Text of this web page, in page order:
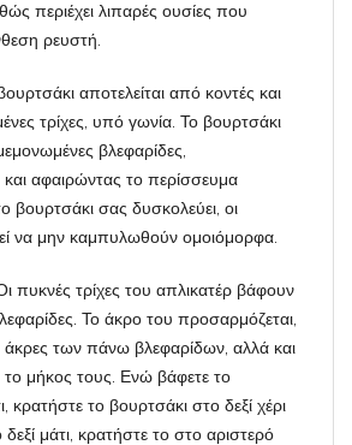
περιέχει λιπαρές ουσίες που
ρευστή.
αποτελείται από κοντές και
τρίχες, υπό γωνία. Το βουρτσάκι
βλεφαρίδες,
και αφαιρώντας το περίσσευμα
βουρτσάκι σας δυσκολεύει, οι
να μην καμπυλωθούν ομοιόμορφα.
πυκνές τρίχες του απλικατέρ βάφουν
Το άκρο του προσαρμόζεται,
άκρες των πάνω βλεφαρίδων, αλλά και
μήκος τους. Ενώ βάφετε το
κρατήστε το βουρτσάκι στο δεξί χέρι
μάτι, κρατήστε το στο αριστερό